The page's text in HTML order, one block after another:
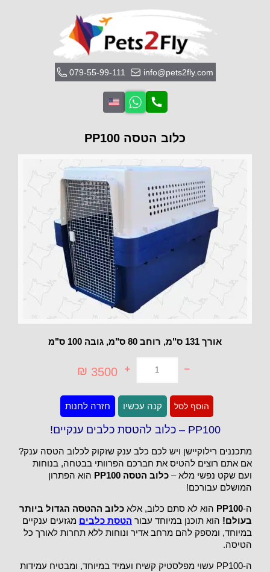
079-55-99-111 info@pets2fly.com
כלוב הטסה PP100
PP100 – כלוב להטסת כלבים ענקיים!
מתכננים רילוקיישן ויש לכם כלב ענק שזקוק לכלוב הטסה ענק?
אם אתם רוצים להטיס את חברכם הפרוותי בבטחה, בנוחות
ועם שקט נפשי מלא – כלוב הטסה PP100
הוא הפתרון
המושלם עבורכם!
ה-PP100 הוא לא סתם כלוב, אלא כלוב ההטסה הגדול ביותר
בעולם! הוא תוכנן במיוחד עבור הטסת כלבים מגזעים ענקיים
במיוחד, ומספק להם מרחב אדיר ונוחות ללא תחרות לאורך כל
הטיסה.
ה-PP100 עשוי מפלסטיק קשיח ועמיד במיוחד, ומבטיח עמידות
אורך 131 ס"מ, רוחב 80 ס"מ, גובה 100 ס"מ
3500
₪
של
PP100
-
כלוב
כלבים
ענקיים!
הוסף לסל קנה עכשיו חזרה לחנות